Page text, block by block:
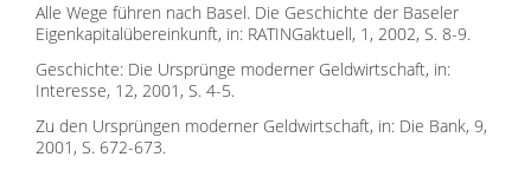
Alle Wege führen nach Basel. Die Geschichte der Baseler
Eigenkapitalübereinkunft, in: RATINGaktuell, 1, 2002, S. 8-9.
Geschichte: Die Ursprünge moderner Geldwirtschaft, in:
Interesse, 12, 2001, S. 4-5.
Zu den Ursprüngen moderner Geldwirtschaft, in: Die Bank, 9,
2001, S. 672-673.